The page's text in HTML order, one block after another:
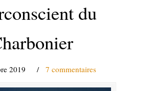
du
2019 / 7 commentaires